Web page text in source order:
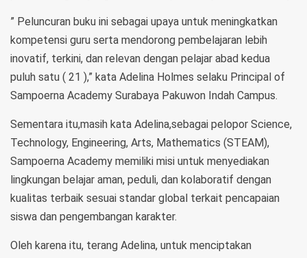
” Peluncuran buku ini sebagai upaya untuk meningkatkan
kompetensi guru serta mendorong pembelajaran lebih
inovatif, terkini, dan relevan dengan pelajar abad kedua
puluh satu ( 21 ),” kata Adelina Holmes selaku Principal of
Sampoerna Academy Surabaya Pakuwon Indah Campus.
Sementara itu,masih kata Adelina,sebagai pelopor Science,
Technology, Engineering, Arts, Mathematics (STEAM),
Sampoerna Academy memiliki misi untuk menyediakan
lingkungan belajar aman, peduli, dan kolaboratif dengan
kualitas terbaik sesuai standar global terkait pencapaian
siswa dan pengembangan karakter.
Oleh karena itu, terang Adelina, untuk menciptakan